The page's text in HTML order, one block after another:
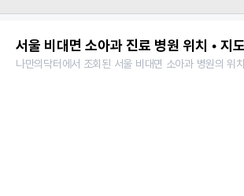
서울 비대면 소아과 진료 병원 위치 •
나만의닥터에서 조회된 서울 비대면 소아과 병원의 위